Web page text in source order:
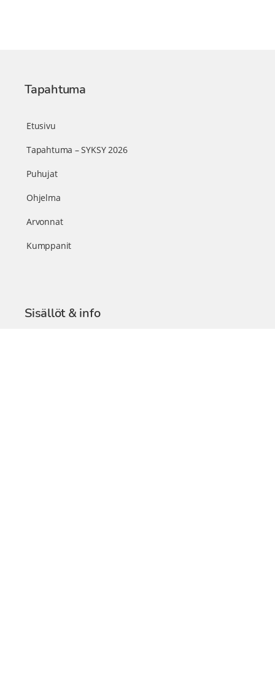
Tapahtuma
Etusivu
Tapahtuma – SYKSY 2026
Puhujat
Ohjelma
Arvonnat
Kumppanit
Sisällöt & info